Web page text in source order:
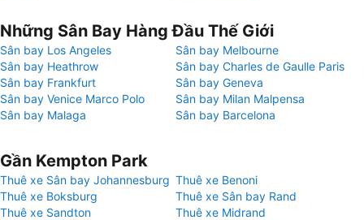
Những Sân Bay Hàng Đầu Thế Giới
Sân bay Los Angeles
Sân bay Melbourne
Sân bay Heathrow
Sân bay Charles de Gaulle Paris
Sân bay Frankfurt
Sân bay Geneva
Sân bay Venice Marco Polo
Sân bay Milan Malpensa
Sân bay Malaga
Sân bay Barcelona
Gần Kempton Park
Thuê xe Sân bay Johannesburg Thuê xe Benoni
Thuê xe Boksburg
Thuê xe Sân bay Rand
Thuê xe Sandton
Thuê xe Midrand